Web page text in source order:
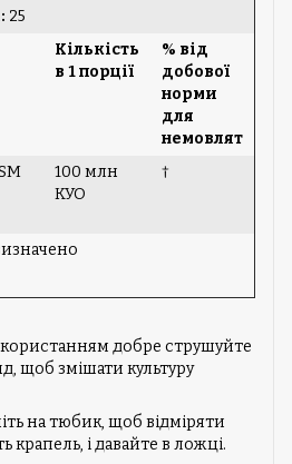
25
Кількість
в 1 порції
% від
добової
норми
для
немовлят
100 млн
КУО
†
добре струшуйте
щоб змішати культуру
на тюбик, щоб відміряти
крапель, і давайте в ложці.